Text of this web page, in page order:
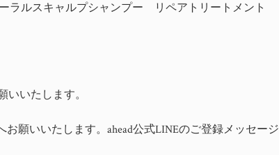
ラルスキャルプシャンプー リペアトリートメント
いたします。
願いいたします。ahead公式LINEのご登録メッセージ